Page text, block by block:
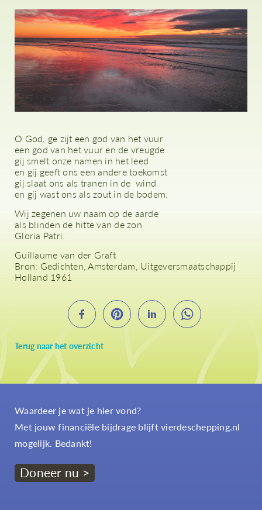
Terug naar het overzicht
O God, ge zijt een god van het vuur
een god van het vuur en de vreugde
gij smelt onze namen in het leed
en gij geeft ons een andere toekomst
gij slaat ons als tranen in de wind
en gij wast ons als zout in de bodem.
Wij zegenen uw naam op de aarde
als blinden de hitte van de zon
Gloria Patri.
Guillaume van der Graft
Bron: Gedichten, Amsterdam, Uitgeversmaatschappij
Holland 1961
Waardeer je wat je hier vond?
Met jouw financiële bijdrage blijft vierdeschepping.nl
mogelijk. Bedankt!
Doneer nu >